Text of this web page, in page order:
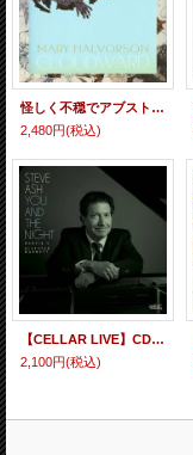
怪しく不穏でアブストラクトなフリー傾向や実験色と結構テイスティー・グルーヴィーなモーダル・バピッシュ・ブルージー体質を併せ持った尖鋭アンサンブル会心の一撃! 輸入盤CD MARY HALVORSON メリー・ハルヴァーソン / CLOUDWARD
2,480円(税込)
【CELLAR LIVE】CD Steve Ash スティーブ・アシュ / You And The Night
2,100円(税込)